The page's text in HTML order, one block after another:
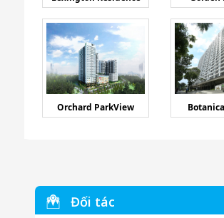
Orchard ParkView
Đối tác